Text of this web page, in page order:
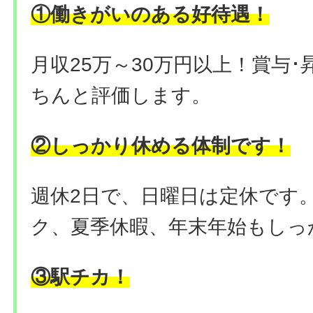
①働きがいのある好待遇！
月収25万～30万円以上！賞与･
ちんと評価します。
②しっかり休める体制です！
週休2日で、日曜日は定休です
ク、夏季休暇、年末年始もし
③駅チカ！